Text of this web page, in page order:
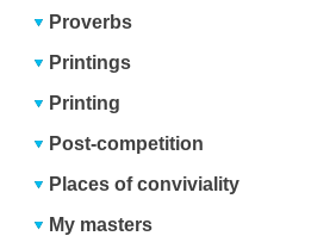
Proverbs
Printings
Printing
Post-competition
Places of conviviality
My masters